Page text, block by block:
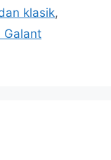
klasik,
Galant